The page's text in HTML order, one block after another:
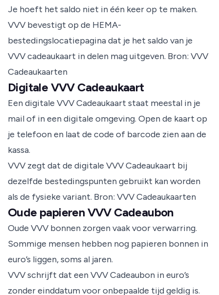
Je hoeft het saldo niet in één keer op te maken.
VVV bevestigt op de HEMA-
bestedingslocatiepagina dat je het saldo van je
VVV cadeaukaart in delen mag uitgeven. Bron: VVV
Cadeaukaarten
Digitale VVV Cadeaukaart
Een digitale VVV Cadeaukaart staat meestal in je
mail of in een digitale omgeving. Open de kaart op
je telefoon en laat de code of barcode zien aan de
kassa.
VVV zegt dat de digitale VVV Cadeaukaart bij
dezelfde bestedingspunten gebruikt kan worden
als de fysieke variant. Bron: VVV Cadeaukaarten
Oude papieren VVV Cadeaubon
Oude VVV bonnen zorgen vaak voor verwarring.
Sommige mensen hebben nog papieren bonnen in
euro’s liggen, soms al jaren.
VVV schrijft dat een VVV Cadeaubon in euro’s
zonder einddatum voor onbepaalde tijd geldig is.